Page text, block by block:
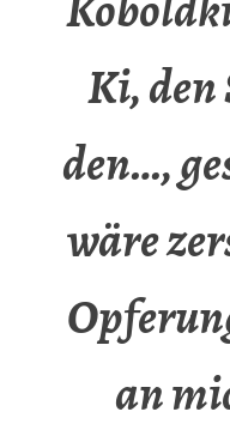
Ki,
den…,
wäre
an